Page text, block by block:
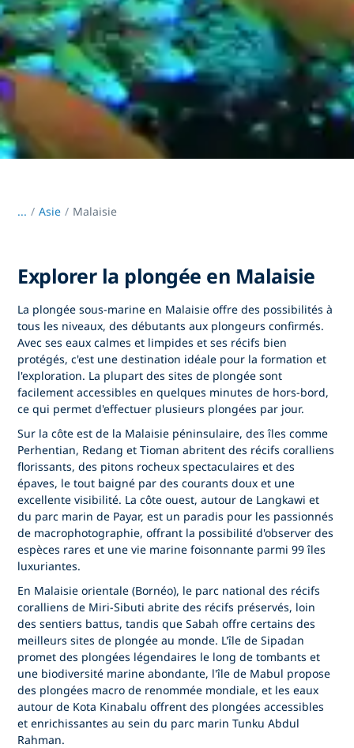
... / Asie Malaisie
Explorer la plongée en Malaisie
La plongée sous-marine en Malaisie offre des possibilités à
tous les niveaux, des débutants aux plongeurs confirmés.
Avec ses eaux calmes et limpides et ses récifs bien
protégés, c'est une destination idéale pour la formation et
l'exploration. La plupart des sites de plongée sont
facilement accessibles en quelques minutes de hors-bord,
ce qui permet d'effectuer plusieurs plongées par jour.
Sur la côte est de la Malaisie péninsulaire, des îles comme
Perhentian, Redang et Tioman abritent des récifs coralliens
florissants, des pitons rocheux spectaculaires et des
épaves, le tout baigné par des courants doux et une
excellente visibilité. La côte ouest, autour de Langkawi et
du parc marin de Payar, est un paradis pour les passionnés
de macrophotographie, offrant la possibilité d'observer des
espèces rares et une vie marine foisonnante parmi 99 îles
luxuriantes.
En Malaisie orientale (Bornéo), le parc national des récifs
coralliens de Miri-Sibuti abrite des récifs préservés, loin
des sentiers battus, tandis que Sabah offre certains des
meilleurs sites de plongée au monde. L'île de Sipadan
promet des plongées légendaires le long de tombants et
une biodiversité marine abondante, l'île de Mabul propose
des plongées macro de renommée mondiale, et les eaux
autour de Kota Kinabalu offrent des plongées accessibles
et enrichissantes au sein du parc marin Tunku Abdul
Rahman.